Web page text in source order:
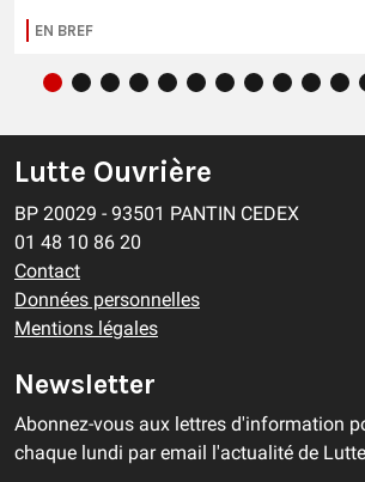
EN BREF
Lutte Ouvrière
BP 20029 - 93501 PANTIN CEDEX
01 48 10 86 20
Contact
Données personnelles
Mentions légales
Newsletter
Abonnez-vous aux lettres d'information
chaque lundi par email l'actualité de